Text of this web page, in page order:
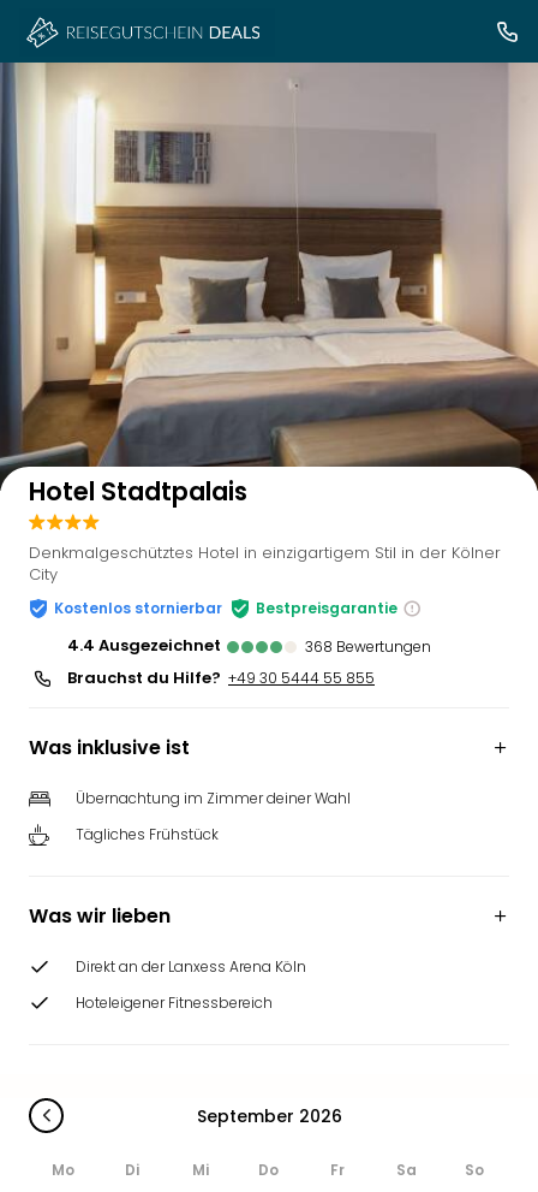
Auf der Karte anzeigen
Hotel Stadtpalais
Denkmalgeschütztes Hotel in einzigartigem Stil in der Kölner
City
Kostenlos stornierbar Bestpreisgarantie
4.4 ausgezeichnet 368 Bewertungen
Brauchst du Hilfe? +49 30 5444 55 855
Was inklusive ist
Übernachtung im Zimmer deiner Wahl
Tägliches Frühstück
Was wir lieben
Direkt an der Lanxess Arena Köln
Hoteleigener Fitnessbereich
September 2026
Mo Di Mi Do Fr Sa So